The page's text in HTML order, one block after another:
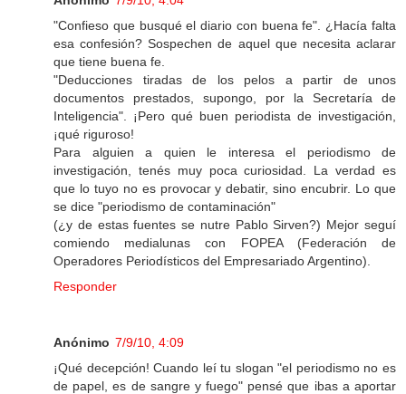
"Confieso que busqué el diario con buena fe". ¿Hacía falta
esa confesión? Sospechen de aquel que necesita aclarar
que tiene buena fe.
"Deducciones tiradas de los pelos a partir de unos
documentos prestados, supongo, por la Secretaría de
Inteligencia". ¡Pero qué buen periodista de investigación,
¡qué riguroso!
Para alguien a quien le interesa el periodismo de
investigación, tenés muy poca curiosidad. La verdad es
que lo tuyo no es provocar y debatir, sino encubrir. Lo que
se dice "periodismo de contaminación"
(¿y de estas fuentes se nutre Pablo Sirven?) Mejor seguí
comiendo medialunas con FOPEA (Federación de
Operadores Periodísticos del Empresariado Argentino).
Responder
Anónimo 7/9/10, 4:09
¡Qué decepción! Cuando leí tu slogan "el periodismo no es
de papel, es de sangre y fuego" pensé que ibas a aportar